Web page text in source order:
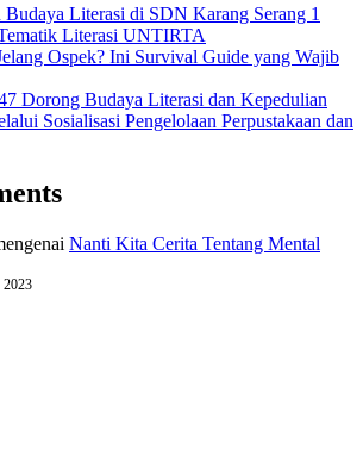
Literasi di SDN Karang Serang 1
Literasi UNTIRTA
Ospek? Ini Survival Guide yang Wajib
Dorong Budaya Literasi dan Kepedulian
Sosialisasi Pengelolaan Perpustakaan dan
Nanti Kita Cerita Tentang Mental